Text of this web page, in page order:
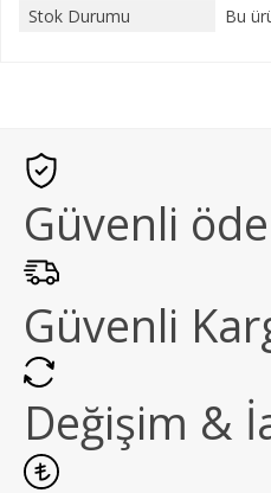
Stok Durumu
Bu
Güvenli
Güvenli
Değişim &